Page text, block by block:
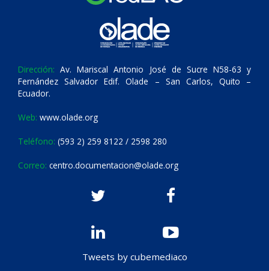
Dirección: Av. Mariscal Antonio José de Sucre N58-63 y
Fernández Salvador Edif. Olade – San Carlos, Quito –
Ecuador.
Web: www.olade.org
Teléfono: (593 2) 259 8122 / 2598 280
Correo: centro.documentacion@olade.org
Tweets by cubemediaco